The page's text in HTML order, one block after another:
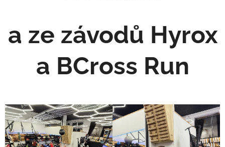
a ze závodů Hyrox
a BCross Run